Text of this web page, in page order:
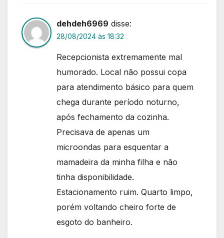
dehdeh6969 disse:
28/08/2024 às 18:32
Recepcionista extremamente mal
humorado. Local não possui copa
para atendimento básico para quem
chega durante período noturno,
após fechamento da cozinha.
Precisava de apenas um
microondas para esquentar a
mamadeira da minha filha e não
tinha disponibilidade.
Estacionamento ruim. Quarto limpo,
porém voltando cheiro forte de
esgoto do banheiro.